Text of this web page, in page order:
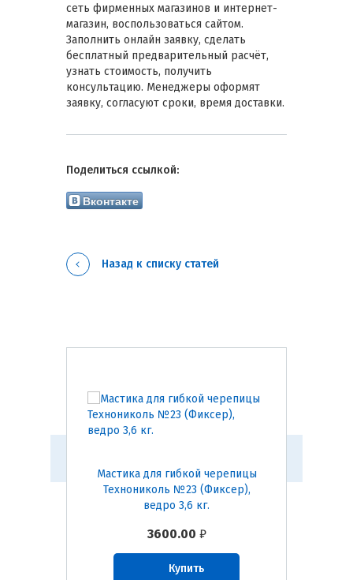
сеть фирменных магазинов и интернет-
магазин, воспользоваться сайтом.
Заполнить онлайн заявку, сделать
бесплатный предварительный расчёт,
узнать стоимость, получить
консультацию. Менеджеры оформят
заявку, согласуют сроки, время доставки.
Назад к списку статей
Вконтакте
Поделиться ссылкой:
3600.00 ₽
Мастика для гибкой черепицы
Технониколь №23 (Фиксер),
ведро 3,6 кг.
Купить